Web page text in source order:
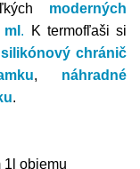
moderných
. K termofľaši si
silikónový chránič
, náhradné
.
1l objemu